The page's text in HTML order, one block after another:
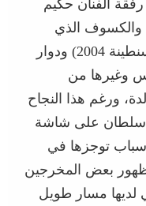
الفنان حكيم
والكسوف الذي
أخرجه حسين ناصف ( محطة قسنطينة 2004) ودوار
وغيرها من
ورغم هذا النجاح
سلطان على شاشة
توجزها في
ظهور بعض المخرجين
لديها مسار طويل